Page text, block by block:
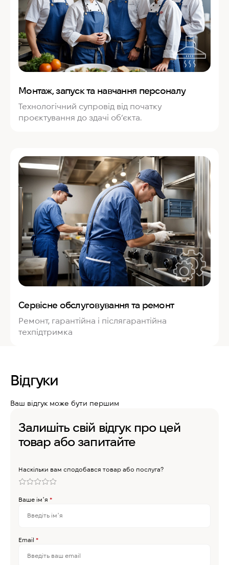
Монтаж, запуск та навчання персоналу
Технологічний супровід від початку
проєктування до здачі об’єкта.
Сервісне обслуговування та ремонт
Ремонт, гарантійна і післягарантійна
техпідтримка
Відгуки
Ваш відгук може бути першим
Залишіть свій відгук про цей
товар або запитайте
Наскільки вам сподобався товар або послуга?
Ваше імʼя *
Email *